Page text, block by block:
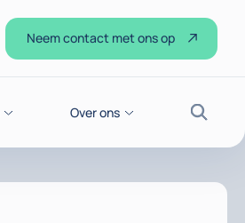
Over ons
Zoek
Neem contact met ons op